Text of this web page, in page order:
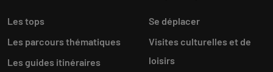
Les tops
Les parcours thématiques
Les guides itinéraires
Se déplacer
Visites culturelles et de
loisirs